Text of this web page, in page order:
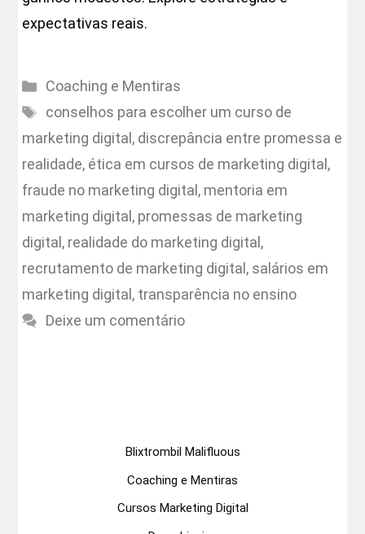
expectativas reais.
Categorias
Coaching e Mentiras
Etiquetas
conselhos para escolher um curso de
marketing digital , discrepância entre promessa e
realidade, ética em cursos de marketing digital ,
fraude no marketing digital , mentoria em
marketing digital , promessas de marketing
digital , realidade do marketing digital ,
recrutamento de marketing digital , salários em
marketing digital , transparência no ensino
Deixe um comentário
Blixtrombil Malifluous
Coaching e Mentiras
Cursos Marketing Digital